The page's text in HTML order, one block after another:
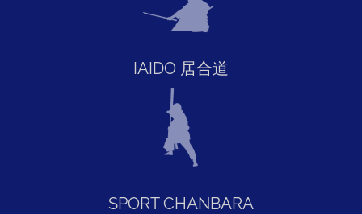
IAIDO 居合道
SPORT CHANBARA